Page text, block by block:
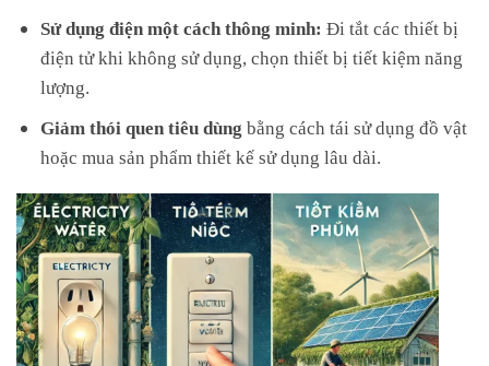
Sử dụng điện một cách thông minh: Đi tắt các thiết bị
điện tử khi không sử dụng, chọn thiết bị tiết kiệm năng
lượng.
Giảm thói quen tiêu dùng bằng cách tái sử dụng đồ vật
hoặc mua sản phẩm thiết kế sử dụng lâu dài.